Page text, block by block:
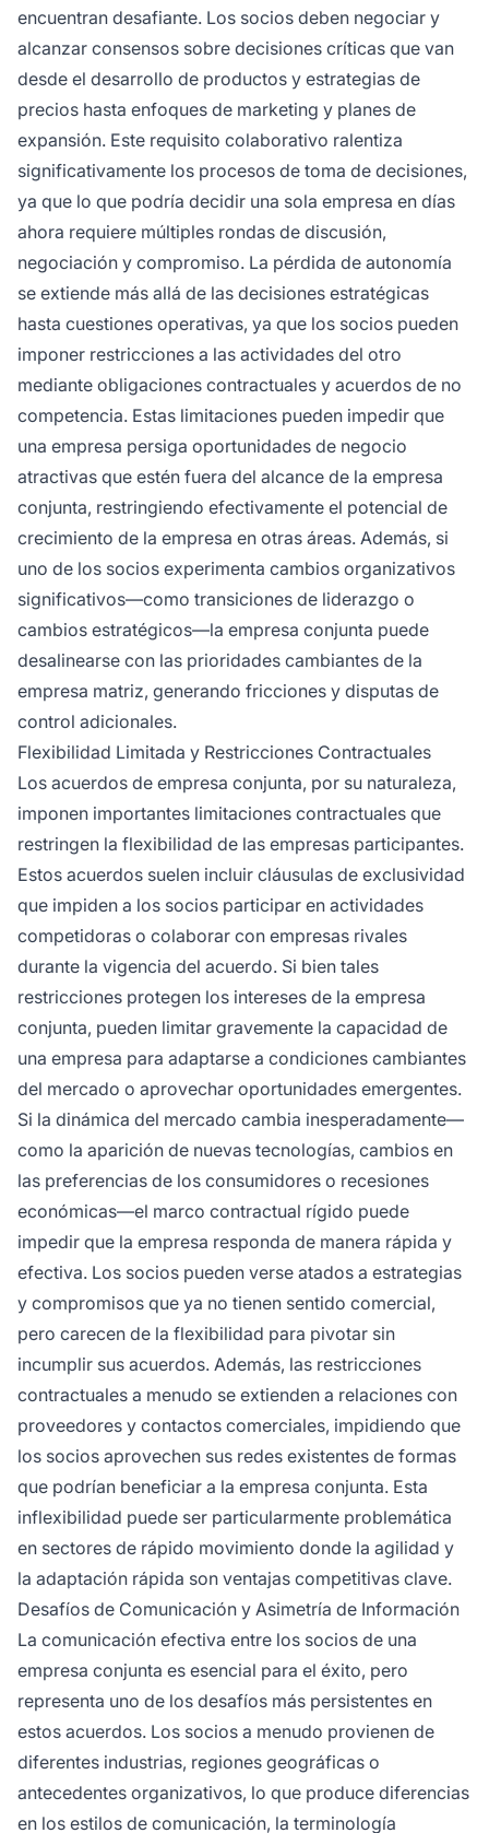
encuentran desafiante. Los socios deben negociar y
alcanzar consensos sobre decisiones críticas que van
desde el desarrollo de productos y estrategias de
precios hasta enfoques de marketing y planes de
expansión. Este requisito colaborativo ralentiza
significativamente los procesos de toma de decisiones,
ya que lo que podría decidir una sola empresa en días
ahora requiere múltiples rondas de discusión,
negociación y compromiso. La pérdida de autonomía
se extiende más allá de las decisiones estratégicas
hasta cuestiones operativas, ya que los socios pueden
imponer restricciones a las actividades del otro
mediante obligaciones contractuales y acuerdos de no
competencia. Estas limitaciones pueden impedir que
una empresa persiga oportunidades de negocio
atractivas que estén fuera del alcance de la empresa
conjunta, restringiendo efectivamente el potencial de
crecimiento de la empresa en otras áreas. Además, si
uno de los socios experimenta cambios organizativos
significativos—como transiciones de liderazgo o
cambios estratégicos—la empresa conjunta puede
desalinearse con las prioridades cambiantes de la
empresa matriz, generando fricciones y disputas de
control adicionales.
Flexibilidad Limitada y Restricciones Contractuales
Los acuerdos de empresa conjunta, por su naturaleza,
imponen importantes limitaciones contractuales que
restringen la flexibilidad de las empresas participantes.
Estos acuerdos suelen incluir cláusulas de exclusividad
que impiden a los socios participar en actividades
competidoras o colaborar con empresas rivales
durante la vigencia del acuerdo. Si bien tales
restricciones protegen los intereses de la empresa
conjunta, pueden limitar gravemente la capacidad de
una empresa para adaptarse a condiciones cambiantes
del mercado o aprovechar oportunidades emergentes.
Si la dinámica del mercado cambia inesperadamente—
como la aparición de nuevas tecnologías, cambios en
las preferencias de los consumidores o recesiones
económicas—el marco contractual rígido puede
impedir que la empresa responda de manera rápida y
efectiva. Los socios pueden verse atados a estrategias
y compromisos que ya no tienen sentido comercial,
pero carecen de la flexibilidad para pivotar sin
incumplir sus acuerdos. Además, las restricciones
contractuales a menudo se extienden a relaciones con
proveedores y contactos comerciales, impidiendo que
los socios aprovechen sus redes existentes de formas
que podrían beneficiar a la empresa conjunta. Esta
inflexibilidad puede ser particularmente problemática
en sectores de rápido movimiento donde la agilidad y
la adaptación rápida son ventajas competitivas clave.
Desafíos de Comunicación y Asimetría de Información
La comunicación efectiva entre los socios de una
empresa conjunta es esencial para el éxito, pero
representa uno de los desafíos más persistentes en
estos acuerdos. Los socios a menudo provienen de
diferentes industrias, regiones geográficas o
antecedentes organizativos, lo que produce diferencias
en los estilos de comunicación, la terminología